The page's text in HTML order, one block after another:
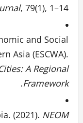
, 79(1), 1–14.
and Social
Asia (ESCWA).
A Regional
Framework
.
(2021). NEOM